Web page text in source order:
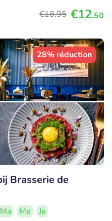
€18,95 €12,50
28% réduction
Brasserie de
Ma Me
Je